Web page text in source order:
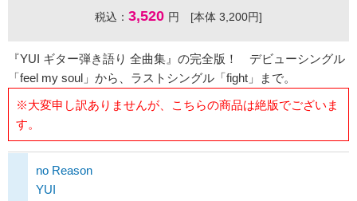
税込： 3,520 円 [本体 3,200円]
『YUI ギター弾き語り 全曲集』の完全版！ デビューシングル
「feel my soul」から、ラストシングル「fight」まで。
※大変申し訳ありませんが、こちらの商品は絶版でございま
す。
no Reason
YUI